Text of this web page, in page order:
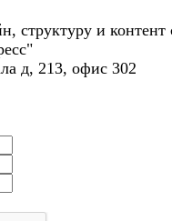
структуру и контент
д, 213, офис 302